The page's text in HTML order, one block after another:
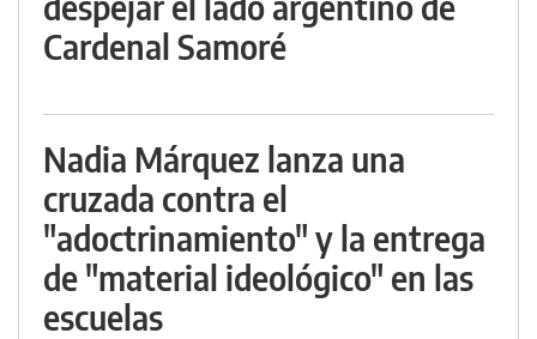
Cardenal Samoré
Nadia Márquez lanza una
cruzada contra el
"adoctrinamiento" y la entrega
de "material ideológico" en las
escuelas